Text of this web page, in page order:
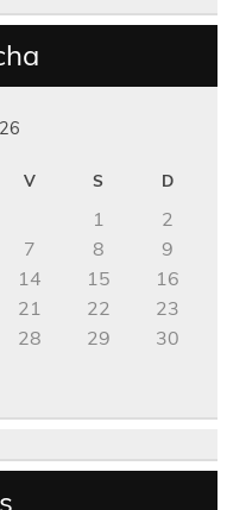
V S D
1
2
7 8
9
14 15
16
21 22
23
28 29
30